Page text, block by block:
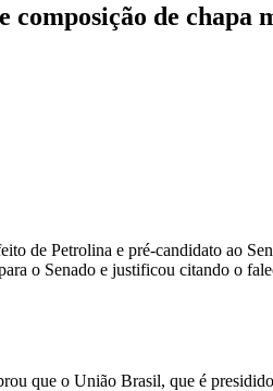
composição de chapa
de Petrolina e pré-candidato ao
o Senado e justificou citando o
que o União Brasil, que é